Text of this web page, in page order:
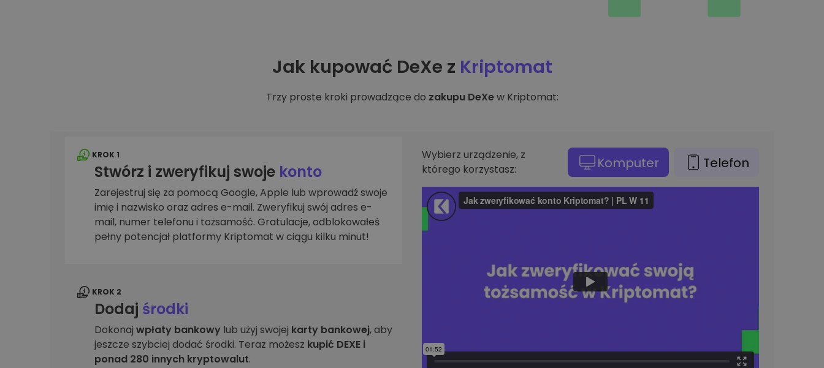
Jak kupować DeXe z Kriptomat
Trzy proste kroki prowadzące do zakupu DeXew Kriptomat:
KROK 1
Stwórz i zweryfikuj swoje konto
Zarejestruj się za pomocą Google, Apple lub wprowadź swoje
imię i nazwisko oraz adres e-mail. Zweryfikuj swój adres e-
mail, numer telefonu i tożsamość. Gratulacje, odblokowałeś
pełny potencjał platformy Kriptomat w ciągu kilku minut!
KROK 2
Dodaj środki
Dokonaj wpłaty bankowy lub użyj swojej karty bankowej, aby
jeszcze szybciej dodać środki. Teraz możesz kupić DEXE i
ponad 280 innych kryptowalut.
Wybierz urządzenie, z
którego korzystasz:
Komputer Telefon